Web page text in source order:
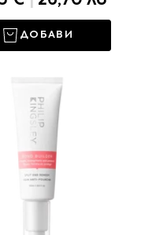
ДОБАВИ